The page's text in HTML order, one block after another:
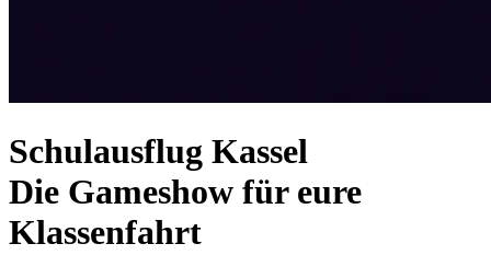
Schulausflug Kassel
Die Gameshow für eure
Klassenfahrt